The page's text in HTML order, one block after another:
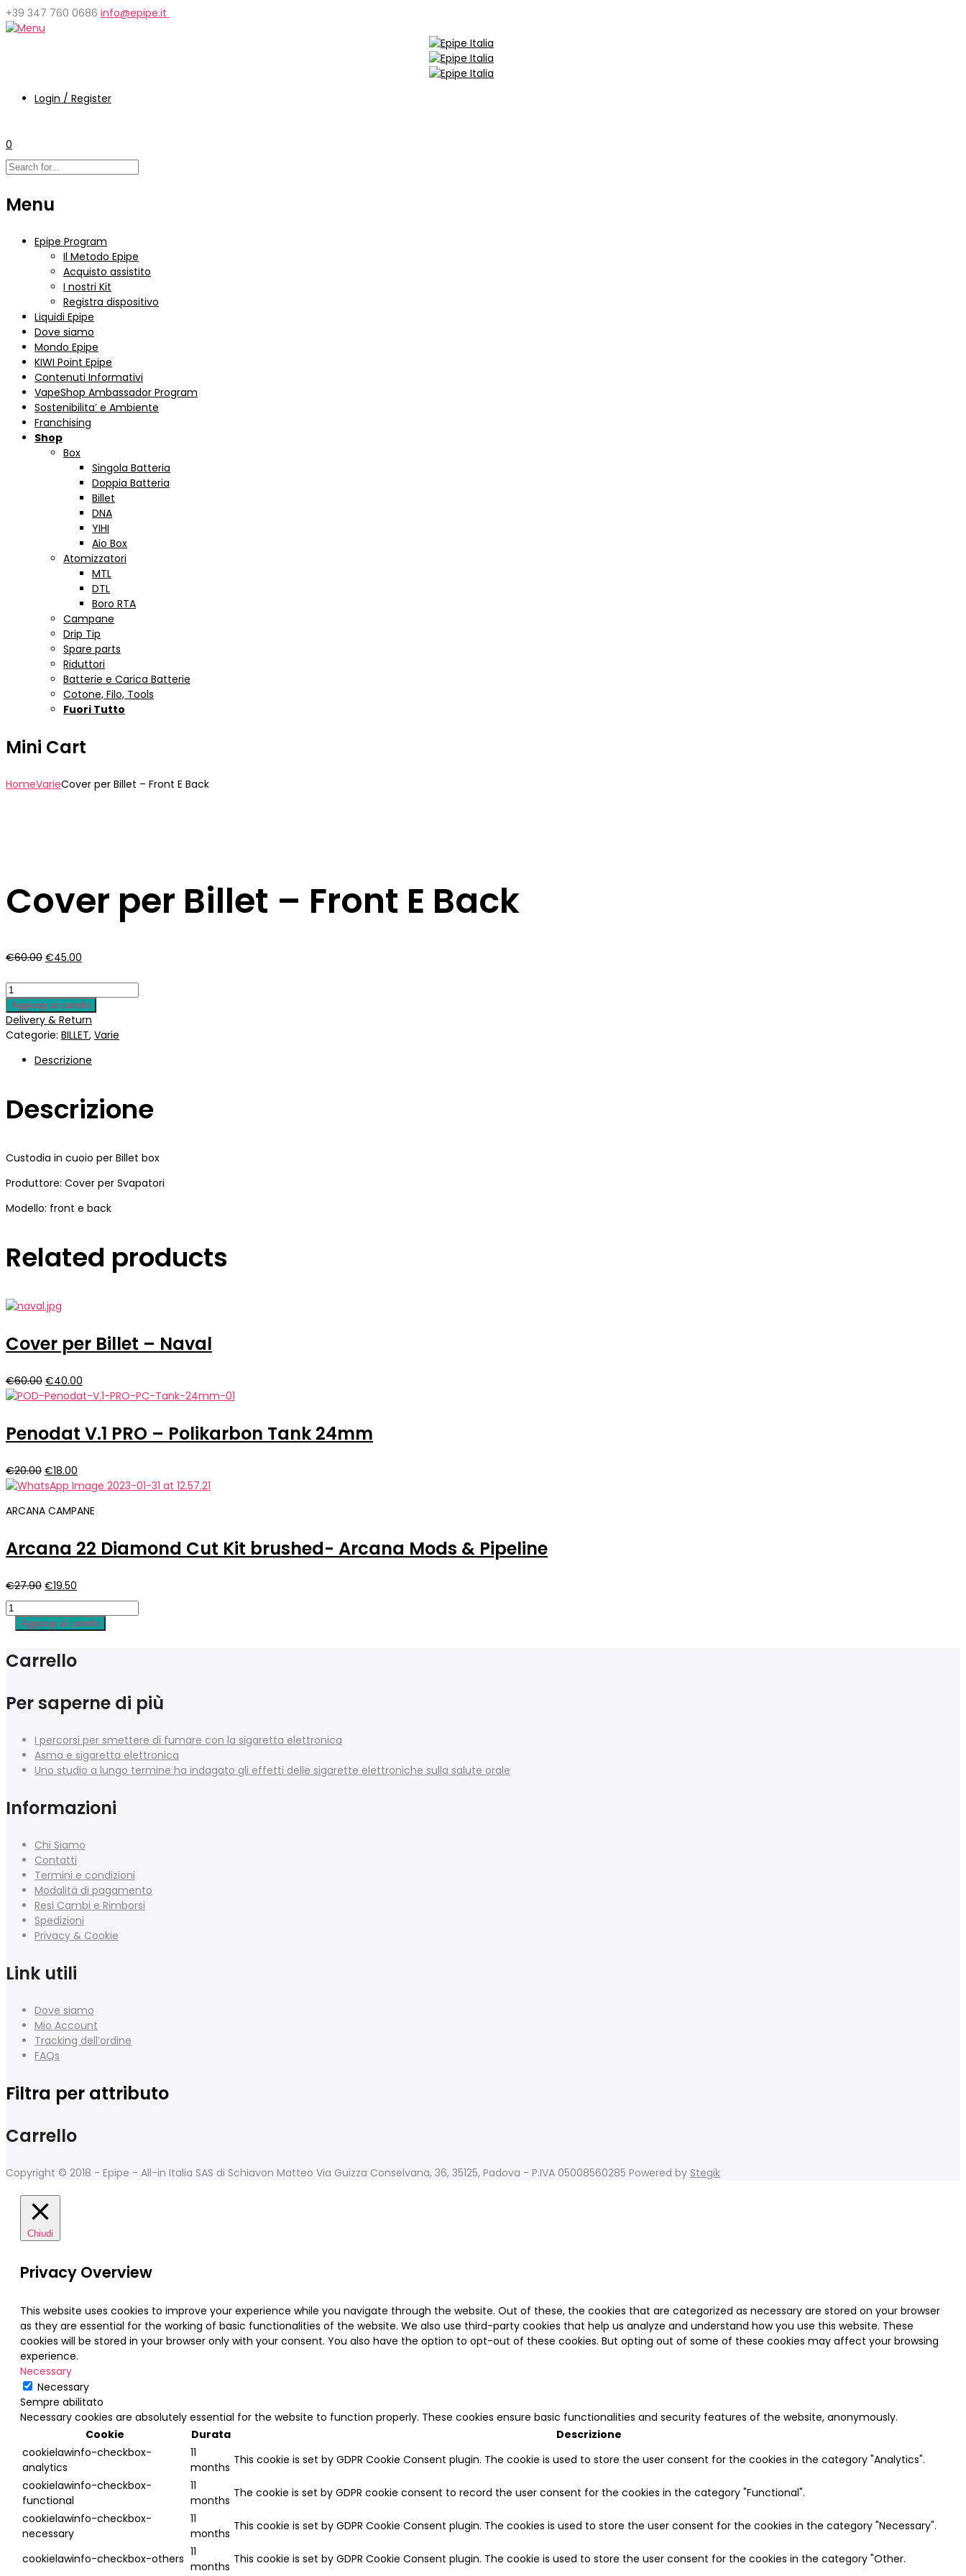
+39 347 760 0686 info@epipe.it
Login / Register
0
Menu
Epipe Program
Il Metodo Epipe
Acquisto assistito
I nostri Kit
Registra dispositivo
Liquidi Epipe
Dove siamo
Mondo Epipe
KIWI Point Epipe
Contenuti Informativi
VapeShop Ambassador Program
Sostenibilita’ e Ambiente
Franchising
Shop
Box
Singola Batteria
Doppia Batteria
Billet
DNA
YIHI
Aio Box
Atomizzatori
MTL
DTL
Boro RTA
Campane
Drip Tip
Spare parts
Riduttori
Batterie e Carica Batterie
Cotone, Filo, Tools
Fuori Tutto
Mini Cart
HomeVarieCover per Billet – Front E Back
Cover per Billet – Front E Back
€60.00 Il
originale
era:
€60.00.
€45.00
attuale
è:
€45.00.
Aggiungi al carrello
Delivery & Return
Categorie: BILLET, Varie
Descrizione
Descrizione
Custodia in cuoio per Billet box
Produttore: Cover per Svapatori
Modello: front e back
Related products
Cover per Billet – Naval
€60.00 Il
prezzo
era:
€60.00.
€40.00
prezzo
è:
€40.00.
Penodat V.1 PRO – Polikarbon Tank 24mm
€20.00 Il
prezzo
era:
€18.00
prezzo
è:
ARCANA CAMPANE
Arcana 22 Diamond Cut Kit brushed- Arcana Mods & Pipeline
€27.90 Il
prezzo
originale
era:
€19.50
prezzo
attuale
è:
Aggiungi al carrello
Carrello
Per saperne di più
I percorsi per smettere di fumare con la sigaretta elettronica
Asma e sigaretta elettronica
Uno studio a lungo termine ha indagato gli effetti delle sigarette elettroniche sulla salute orale
Informazioni
Chi Siamo
Contatti
Termini e condizioni
Modalità di pagamento
Resi Cambi e Rimborsi
Spedizioni
Privacy & Cookie
Link utili
Dove siamo
Mio Account
Tracking dell’ordine
FAQs
Filtra per attributo
Carrello
Copyright © 2018 - Epipe - All-in Italia SAS di Schiavon Matteo Via Guizza Conselvana, 36, 35125, Padova - P.IVA 05008560285 Powered by Stegik
Chiudi
Privacy Overview
This website uses cookies to improve your experience while you navigate through the website. Out of these, the cookies that are categorized as necessary are stored on your browser
as they are essential for the working of basic functionalities of the website. We also use third-party cookies that help us analyze and understand how you use this website. These
cookies will be stored in your browser only with your consent. You also have the option to opt-out of these cookies. But opting out of some of these cookies may affect your browsing
experience.
Necessary
Necessary
Sempre abilitato
Necessary cookies are absolutely essential for the website to function properly. These cookies ensure basic functionalities and security features of the website, anonymously.
Cookie
Durata
Descrizione
cookielawinfo-checkbox-
analytics
11
months
This cookie is set by GDPR Cookie Consent plugin. The cookie is used to store the user consent for the cookies in the category "Analytics".
cookielawinfo-checkbox-
functional
11
months
The cookie is set by GDPR cookie consent to record the user consent for the cookies in the category "Functional".
cookielawinfo-checkbox-
necessary
11
months
This cookie is set by GDPR Cookie Consent plugin. The cookies is used to store the user consent for the cookies in the category "Necessary".
cookielawinfo-checkbox-others 11
months
This cookie is set by GDPR Cookie Consent plugin. The cookie is used to store the user consent for the cookies in the category "Other.